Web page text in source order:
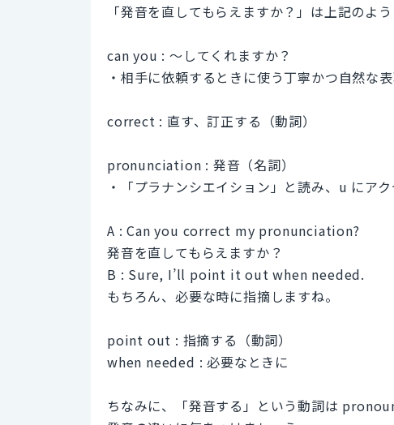
「発音を直してもらえますか？」は上記のよう
can you : 〜してくれますか？
・相手に依頼するときに使う丁寧かつ自然な表
correct : 直す、訂正する（動詞）
pronunciation : 発音（名詞）
・「プラナンシエイション」と読み、u にアク
A : Can you correct my pronunciation?
発音を直してもらえますか？
B : Sure, I’ll point it out when needed.
もちろん、必要な時に指摘しますね。
point out : 指摘する（動詞）
when needed : 必要なときに
ちなみに、「発音する」という動詞は